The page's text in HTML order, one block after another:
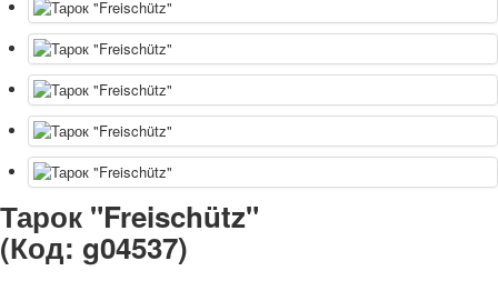
Тарок "Freischütz"
(Код: g04537)